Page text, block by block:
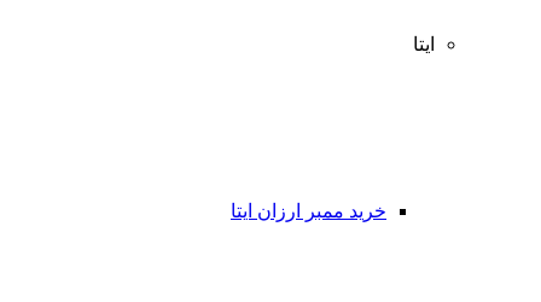
ایتا
خرید ممبر ارزان ایتا